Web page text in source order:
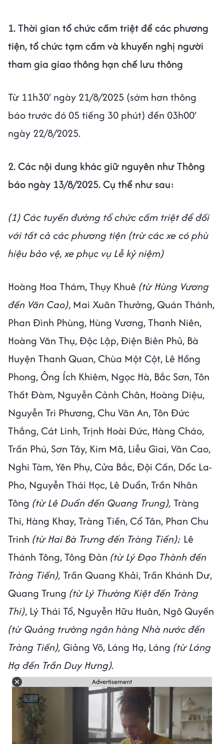
1. Thời gian tổ chức cấm triệt để các phương
tiện, tổ chức tạm cấm và khuyến nghị người
tham gia giao thông hạn chế lưu thông
Từ 11h30' ngày 21/8/2025 (sớm hơn thông
báo trước đó 05 tiếng 30 phút) đến 03h00’
ngày 22/8/2025.
2. Các nội dung khác giữ nguyên như Thông
báo ngày 13/8/2025. Cụ thể như sau:
(1) Các tuyến đường tổ chức cấm triệt để đối
với tất cả các phương tiện (trừ các xe có phù
hiệu bảo vệ, xe phục vụ Lễ kỷ niệm)
Hoàng Hoa Thám, Thụy Khuê (từ Hùng Vương
đến Văn Cao), Mai Xuân Thưởng, Quán Thánh,
Phan Đình Phùng, Hùng Vương, Thanh Niên,
Hoàng Văn Thụ, Độc Lập, Điện Biên Phủ, Bà
Huyện Thanh Quan, Chùa Một Cột, Lê Hồng
Phong, Ông Ích Khiêm, Ngọc Hà, Bắc Sơn, Tôn
Thất Đàm, Nguyễn Cảnh Chân, Hoàng Diệu,
Nguyễn Tri Phương, Chu Văn An, Tôn Đức
Thắng, Cát Linh, Trịnh Hoài Đức, Hàng Cháo,
Trần Phú, Sơn Tây, Kim Mã, Liễu Giai, Văn Cao,
Nghi Tàm, Yên Phụ, Cửa Bắc, Đội Cấn, Dốc La-
Pho, Nguyễn Thái Học, Lê Duẩn,Trần Nhân
Tông (từ Lê Duẩn đến Quang Trung), Tràng
Thi, Hàng Khay, Tràng Tiền, Cổ Tân, Phan Chu
Trinh (từ Hai Bà Trưng đến Tràng Tiền); Lê
Thánh Tông, Tông Đản (từ Lý Đạo Thành đến
Tràng Tiền), Trần Quang Khải, Trần Khánh Dư,
Quang Trung (từ Lý Thường Kiệt đến Tràng
Thi), Lý Thái Tổ, Nguyễn Hữu Huân, Ngô Quyền
(từ Quảng trường ngân hàng Nhà nước đến
Tràng Tiền), Giảng Võ, Láng Hạ, Láng (từ Láng
Hạ đến Trần Duy Hưng).
Advertisement